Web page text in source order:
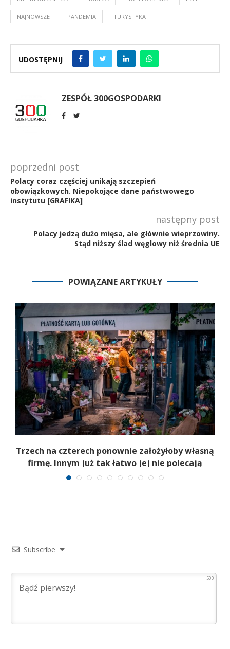
NAJNOWSZE PANDEMIA TURYSTYKA
UDOSTĘPNIJ
ZESPÓŁ 300GOSPODARKI
poprzedni post
Polacy coraz częściej unikają szczepień
obowiązkowych. Niepokojące dane państwowego
instytutu [GRAFIKA]
następny post
Polacy jedzą dużo mięsa, ale głównie wieprzowiny.
Stąd niższy ślad węglowy niż średnia UE
POWIĄZANE ARTYKUŁY
Trzech na czterech ponownie założyłoby własną
firmę. Innym już tak łatwo jej nie polecają
Subscribe
500